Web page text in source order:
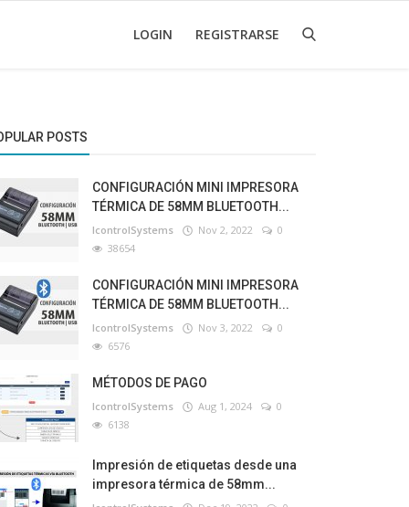
LOGIN REGISTRARSE
POSTS
CONFIGURACIÓN MINI IMPRESORA
TÉRMICA DE 58MM BLUETOOTH...
IcontrolSystems Nov 2, 2022
0
38654
CONFIGURACIÓN MINI IMPRESORA
TÉRMICA DE 58MM BLUETOOTH...
IcontrolSystems Nov 3, 2022
0
6576
MÉTODOS DE PAGO
IcontrolSystems Aug 1, 2024
0
6138
Impresión de etiquetas desde una
impresora térmica de 58mm...